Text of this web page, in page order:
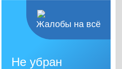
Жалобы на всё
Не убран